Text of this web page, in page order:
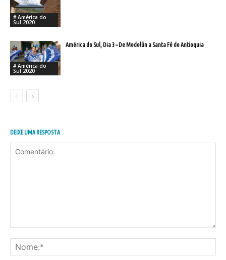
# América do
Sul 2020
# América do
Sul 2020
América do Sul, Dia 3 – De Medellin a Santa Fé de Antioquia
DEIXE UMA RESPOSTA